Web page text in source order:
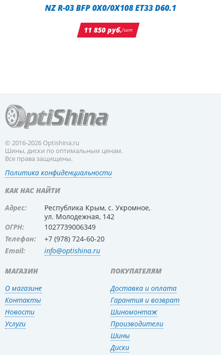
NZ R-03 BFP 0X0/0X108 ET33 D60.1
11 850 руб./шт
МАГАЗИН
О магазине
Контакты
Новости
Услуги
ПОКУПАТЕЛЯМ
Доставка и оплата
Гарантия и возврат
Шиномонтаж
Производители
Шины
Диски
© 2016-2026 Optishina.ru
Шины, диски по оптимальным ценам.
Все права защищены.
Политика конфиденциальности
КАК НАС НАЙТИ
Адрес:
Республика Крым, с. Укромное,
ул. Молодежная, 142
ОГРН:
1027739006349
Телефон:
+7 (978) 724-60-20
Email:
info@optishina.ru